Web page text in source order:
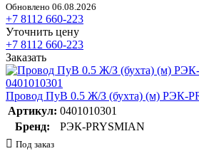
Обновлено 06.08.2026
+7 8112 660-223
Уточнить цену
+7 8112 660-223
Заказать
Провод ПуВ 0.5 Ж/З (бухта) (м) РЭК-
Артикул: 0401010301
Бренд:
РЭК-PRYSMIAN
Под заказ